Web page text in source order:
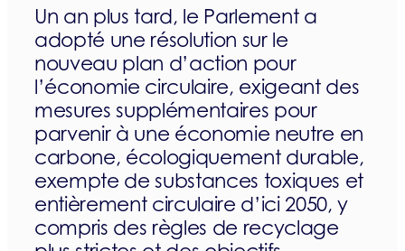
Un an plus tard, le Parlement a
adopté une résolution sur le
nouveau plan d’action pour
l’économie circulaire, exigeant des
mesures supplémentaires pour
parvenir à une économie neutre en
carbone, écologiquement durable,
exempte de substances toxiques et
entièrement circulaire d’ici 2050, y
compris des règles de recyclage